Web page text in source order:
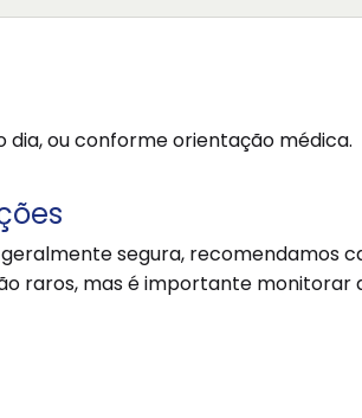
dia, ou conforme orientação médica.
segura, recomendamos
raros, mas é importante